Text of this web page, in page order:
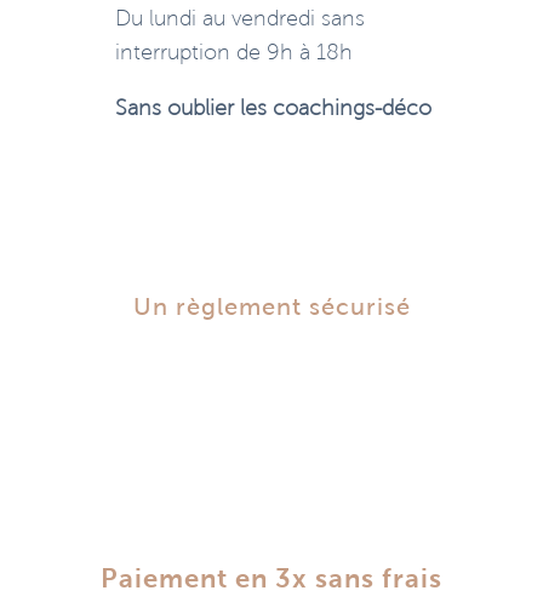
Du lundi au vendredi sans
interruption de 9h à 18h
Sans oublier les coachings-déco
Un règlement sécurisé
Paiement en 3x sans frais